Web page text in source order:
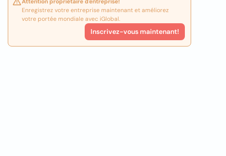
Enregistrez votre entreprise maintenant et améliorez
votre portée mondiale avec iGlobal.
Inscrivez-vous maintenant!